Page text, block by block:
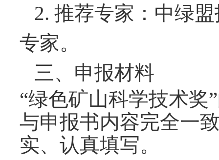
2. 推荐专家：中绿
专家。
三、申报材料
“绿色矿山科学技术奖
与申报书内容完全一
实、认真填写。